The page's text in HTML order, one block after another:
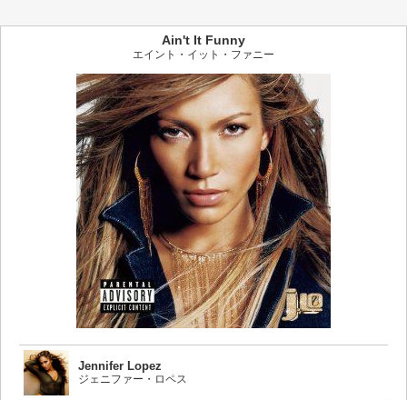
Ain't It Funny
エイント・イット・ファニー
Jennifer Lopez
ジェニファー・ロペス